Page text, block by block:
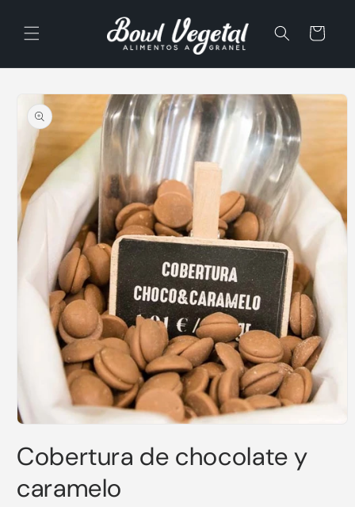
al contenido
Carrito
directamente
información
del producto
multimedia
1
una
ventana
Cobertura de chocolate y
caramelo